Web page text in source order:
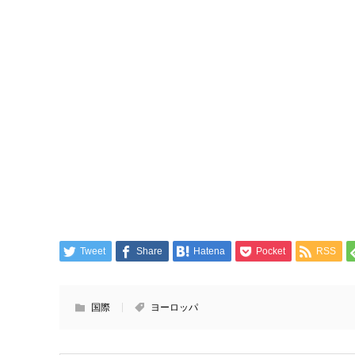
Tweet Share Hatena Pocket RSS
国際 ヨーロッパ